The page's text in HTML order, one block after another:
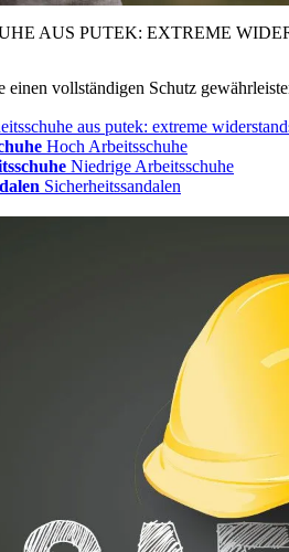
AUS PUTEK: EXTREME
einen vollständigen Schutz
aus putek: extreme
Hoch Arbeitsschuhe
Niedrige Arbeitsschuhe
Sicherheitssandalen